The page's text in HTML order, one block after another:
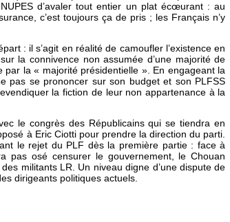
d’avaler tout entier un plat écœurant : au
c’est toujours ça de pris ; les Français n’y
: il s’agit en réalité de camoufler l’existence en
la connivence non assumée d’une majorité de
la « majorité présidentielle ». En engageant la
pas se prononcer sur son budget et son PLFSS
la fiction de leur non appartenance à la
le congrès des Républicains qui se tiendra en
à Eric Ciotti pour prendre la direction du parti.
le rejet du PLF dès la première partie : face à
pas osé censurer le gouvernement, le Chouan
militants LR. Un niveau digne d’une dispute de
dirigeants politiques actuels.